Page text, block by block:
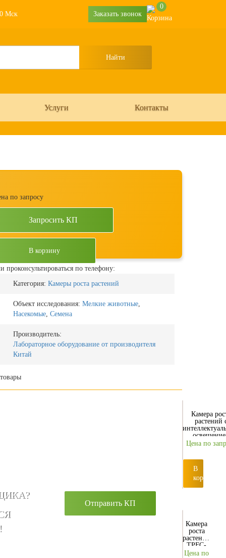
Мск Заказать звонок
0
Услуги Контакты
по запросу
Запросить КП
В корзину
проконсультироваться по телефону:
Категория: Камеры роста растений
Объект исследования: Мелкие животные,
Насекомые, Семена
Производитель:
Лабораторное оборудование от производителя
Китай
Отправить КП
Камера
растений
GTOP-
Цена по
В
корзину
Камера
роста
растений
TPFC-
1380
Цена по